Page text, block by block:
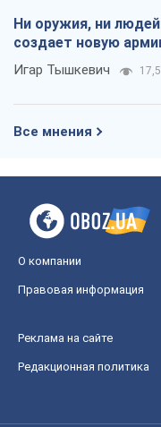
Ни оружия, ни
создает новую
Игар Тышкевич
Все мнения
О компании
Правовая информация
Реклама на сайте
Редакционная политика